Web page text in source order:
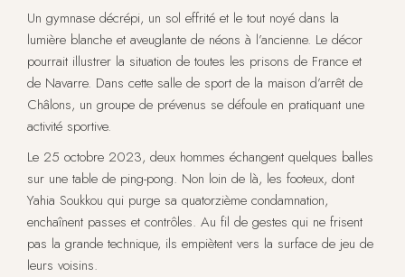
Un gymnase décrépi, un sol effrité et le tout noyé dans la
lumière blanche et aveuglante de néons à l’ancienne. Le décor
pourrait illustrer la situation de toutes les prisons de France et
de Navarre. Dans cette salle de sport de la maison d’arrêt de
Châlons, un groupe de prévenus se défoule en pratiquant une
activité sportive.
Le 25 octobre 2023, deux hommes échangent quelques balles
sur une table de ping-pong. Non loin de là, les footeux, dont
Yahia Soukkou qui purge sa quatorzième condamnation,
enchaînent passes et contrôles. Au fil de gestes qui ne frisent
pas la grande technique, ils empiètent vers la surface de jeu de
leurs voisins.